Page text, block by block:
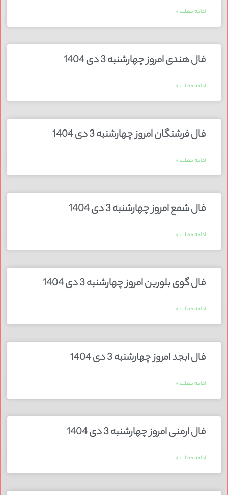
ادامه مطلب »
فال هندی امروز چهارشنبه 3 دی 1404
ادامه مطلب »
فال فرشتگان امروز چهارشنبه 3 دی 1404
ادامه مطلب »
فال شمع امروز چهارشنبه 3 دی 1404
ادامه مطلب »
فال گوی بلورین امروز چهارشنبه 3 دی 1404
ادامه مطلب »
فال ابجد امروز چهارشنبه 3 دی 1404
ادامه مطلب »
فال ارمنی امروز چهارشنبه 3 دی 1404
ادامه مطلب »